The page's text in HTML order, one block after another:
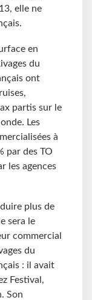
elle ne
en
du
ont
partis sur le
Les
à
par des TO
les agences
plus de
sera le
commercial
du
: il avait
Festival,
Son